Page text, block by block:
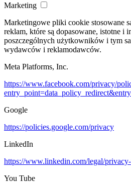
Marketing
Marketingowe pliki cookie stosowane
reklam, które są dopasowane, istotne i
poszczególnych użytkowników i tym
wydawców i reklamodawców.
Meta Platforms, Inc.
https://www.facebook.com/privacy/
Google
https://policies.google.com/privacy
LinkedIn
https://www.linkedin.com/legal/
You Tube